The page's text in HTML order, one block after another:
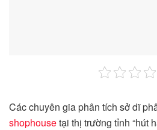
Các chuyên gia phân tích sở dĩ
shophousetại thị trường tỉnh “hút